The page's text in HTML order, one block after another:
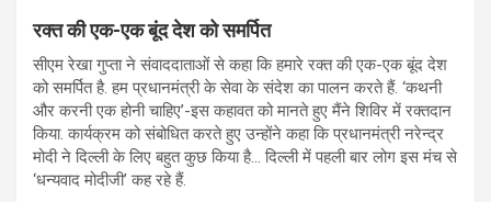
रक्त की एक-एक बूंद देश को समर्पित
सीएम रेखा गुप्ता ने संवाददाताओं से कहा कि हमारे रक्त की एक-एक बूंद देश
को समर्पित है. हम प्रधानमंत्री के सेवा के संदेश का पालन करते हैं. ‘कथनी
और करनी एक होनी चाहिए’-इस कहावत को मानते हुए मैंने शिविर में रक्तदान
किया. कार्यक्रम को संबोधित करते हुए उन्होंने कहा कि प्रधानमंत्री नरेन्द्र
मोदी ने दिल्ली के लिए बहुत कुछ किया है… दिल्ली में पहली बार लोग इस मंच से
‘धन्यवाद मोदीजी’ कह रहे हैं.